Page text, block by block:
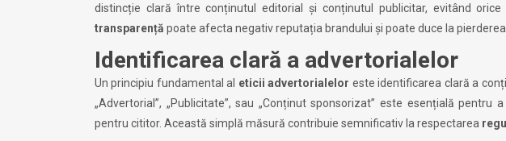
distincție clară între conținutul editorial și conținutul publicitar, evitând
transparență poate afecta negativ reputația brandului și poate duce la
Identificarea clară a advertorialelor
Un principiu fundamental al eticii advertorialelor este identificarea clară a
„Advertorial”, „Publicitate”, sau „Conținut sponsorizat” este esențială
pentru cititor. Această simplă măsură contribuie semnificativ la respectarea